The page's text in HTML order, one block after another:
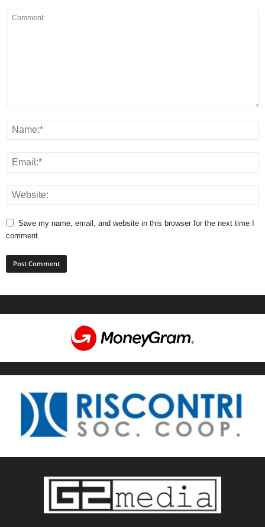
Save my name, email, and website in this browser for the next time I
comment.